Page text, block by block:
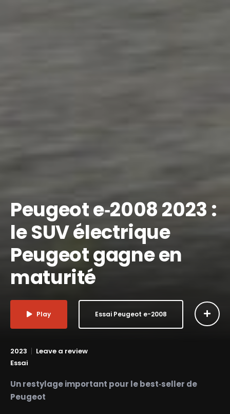
Peugeot e‑2008 2023 :
le SUV électrique
Peugeot gagne en
maturité
Play Essai Peugeot e-2008
2023
Leave a review
Essai
Un restylage important pour le best‑seller de
Peugeot